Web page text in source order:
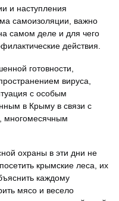
и наступления
самоизоляции, важно
самом деле и для чего
действия.
готовности,
вируса,
с особым
в Крыму в связи с
многомесячным
охраны в эти дни не
крымские леса, их
каждому
мясо и весело